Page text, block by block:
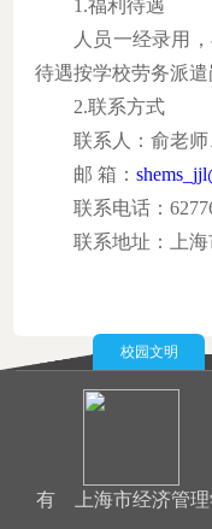
1.福利待遇
人员一经录用
待遇按学校劳务派遣
2.联系方式
联系人：俞老师
邮 箱：
联系电话：
联系地址：上
校园文明
有 上海市经济管